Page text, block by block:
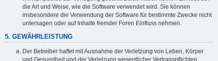
die Art und Weise, wie die Software verwendet wird. Sie können
insbesondere die Verwendung der Software für bestimmte Zwecke nicht
untersagen oder auf Inhalte fremder Foren Einfluss nehmen.
5. GEWÄHRLEISTUNG
Der Betreiber haftet mit Ausnahme der Verletzung von Leben, Körper
und Gesundheit und der Verletzung wesentlicher Vertragspflichten